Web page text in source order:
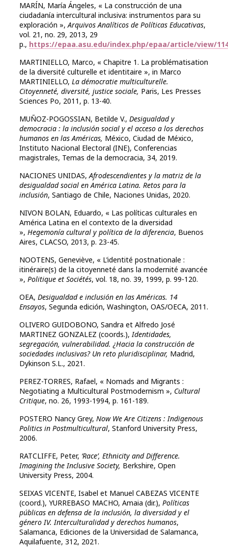
MARÍN, María Ángeles, « La construcción de una
ciudadanía intercultural inclusiva: instrumentos para su
exploración »,Arquivos Analíticos de Políticas Educativas,
vol. 21, no. 29, 2013, 29
p., https://epaa.asu.edu/index.php/epaa/article/view/
MARTINIELLO, Marco, « Chapitre 1. La problématisation
de la diversité culturelle et identitaire », in Marco
MARTINIELLO, La démocratie multiculturelle.
Citoyenneté, diversité, justice sociale, Paris, Les Presses
Sciences Po, 2011, p. 13-40.
MUÑOZ-POGOSSIAN, Betilde V., Desigualdad y
democracia : la inclusión social y el acceso a los derechos
humanos en las Américas, México, Ciudad de México,
Instituto Nacional Electoral (INE), Conferencias
magistrales, Temas de la democracia, 34, 2019.
NACIONES UNIDAS,Afrodescendientes y la matriz de la
desigualdad social en América Latina. Retos para la
inclusión, Santiago de Chile, Naciones Unidas, 2020.
NIVON BOLAN, Eduardo, « Las políticas culturales en
América Latina en el contexto de la diversidad
», Hegemonía cultural y política de la diferencia, Buenos
Aires, CLACSO, 2013, p. 23-45.
NOOTENS, Geneviève, « L’identité postnationale :
itinéraire(s) de la citoyenneté dans la modernité avancée
», Politique et Sociétés, vol. 18, no. 39, 1999, p. 99-120.
OEA, Desigualdad e inclusión en las Américas. 14
Ensayos, Segunda edición, Washington, OAS/OECA, 2011.
OLIVERO GUIDOBONO, Sandra et Alfredo José
MARTINEZ GONZALEZ (coords.),Identidades,
segregación, vulnerabilidad. ¿Hacia la construcción de
sociedades inclusivas? Un reto pluridisciplinar, Madrid,
Dykinson S.L., 2021.
PEREZ-TORRES, Rafael, « Nomads and Migrants :
Negotiating a Multicultural Postmodernism », Cultural
Critique, no. 26, 1993-1994, p. 161-189.
POSTERO Nancy Grey, Now We Are Citizens : Indigenous
Politics in Postmulticultural, Stanford University Press,
2006.
RATCLIFFE, Peter, ‘Race’, Ethnicity and Difference.
Imagining the Inclusive Society, Berkshire, Open
University Press, 2004.
SEIXAS VICENTE, Isabel et Manuel CABEZAS VICENTE
(coord.), YURREBASO MACHO, Amaia (dir.), Políticas
públicas en defensa de la inclusión, la diversidad y el
género IV. Interculturalidad y derechos humanos,
Salamanca, Ediciones de la Universidad de Salamanca,
Aquilafuente, 312, 2021.